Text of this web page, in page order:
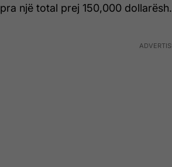
pra një total prej 150,000 dollarësh.